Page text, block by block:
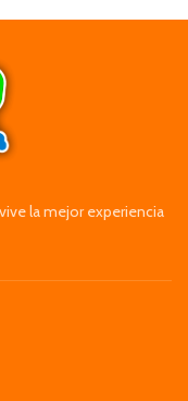
la mejor experiencia